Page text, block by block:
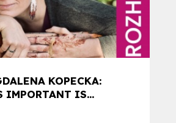
KOPECKA:
IMPORTANT IS...